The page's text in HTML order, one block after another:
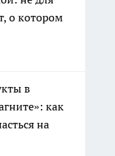
о котором
в
как
на